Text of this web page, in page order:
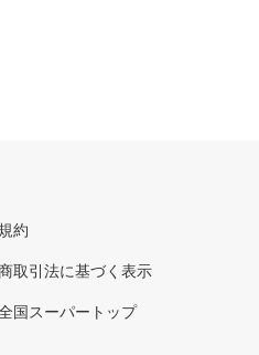
約
取引法に基づく表示
国スーパートップ